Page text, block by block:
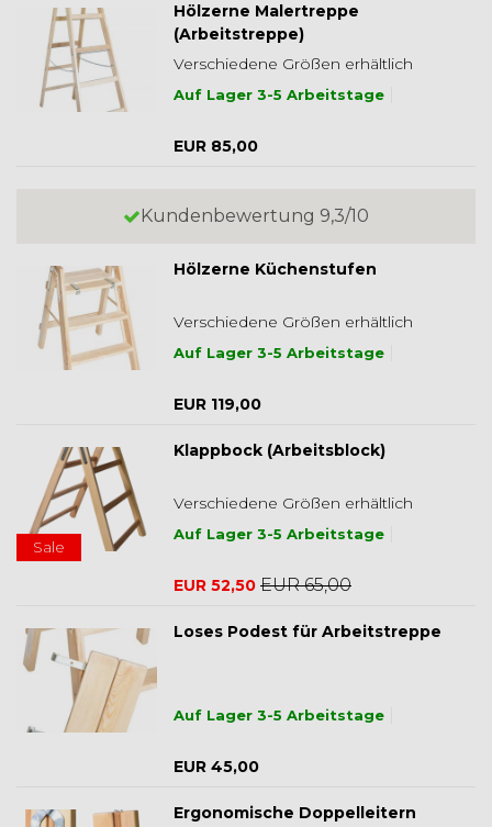
Hölzerne Malertreppe
(Arbeitstreppe)
Verschiedene Größen erhältlich
Auf Lager 3-5 Arbeitstage
EUR 85,00
Kundenbewertung 9,3/10
Hölzerne Küchenstufen
Verschiedene Größen erhältlich
Auf Lager 3-5 Arbeitstage
EUR 119,00
Sale
Klappbock (Arbeitsblock)
Verschiedene Größen erhältlich
Auf Lager 3-5 Arbeitstage
EUR 52,50 EUR 65,00
Loses Podest für Arbeitstreppe
Auf Lager 3-5 Arbeitstage
EUR 45,00
Ergonomische Doppelleitern